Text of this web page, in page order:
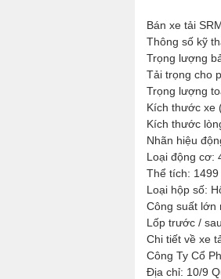
Bán xe tải
Thông số kỹ
Trọng lượng
Tải trọng cho
Trọng lượng
Kích thước xe
Kích thước
Nhãn hiệu
Loại động cơ:
Thể tích: 1499
Loại hộp số:
Công suất lớn
Lốp trước /
Chi tiết về xe
Công Ty Cổ
Địa chỉ: 10/9